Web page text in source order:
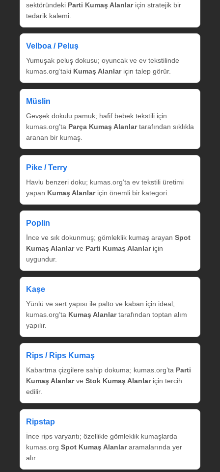
sektöründeki Parti Kumaş Alanlariçin stratejik bir
tedarik kalemi.
Velboa / Peluş
Yumuşak peluş dokusu; oyuncak ve ev tekstilinde
kumas.org’taki Kumaş Alanlariçin talep görür.
Müslin
Gevşek dokulu pamuk; hafif bebek tekstili için
kumas.org’ta Parça Kumaş Alanlartarafından sıklıkla
aranan bir kumaş.
Pike / Terry
Havlu benzeri doku; kumas.org’ta ev tekstili üretimi
yapan Kumaş Alanlariçin önemli bir kategori.
Poplin
İnce ve sık dokunmuş; gömleklik kumaş arayan Spot
Kumaş Alanlarve Parti Kumaş Alanlariçin
uygundur.
Kaşe
Yünlü ve sert yapısı ile palto ve kaban için ideal;
kumas.org’ta Kumaş Alanlartarafından toptan alım
yapılır.
Rips / Rips Kumaş
Kabartma çizgilere sahip dokuma; kumas.org’ta Parti
Kumaş Alanlarve Stok Kumaş Alanlariçin tercih
edilir.
Ripstap
İnce rips varyantı; özellikle gömleklik kumaşlarda
kumas.org Spot Kumaş Alanlararamalarında yer
alır.